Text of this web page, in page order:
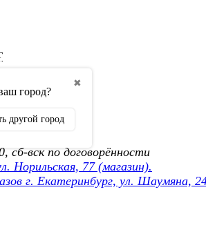
✖
город?
другой город
вск по договорённости
Норильская, 77 (магазин).
г. Екатеринбург, ул. Шаумяна,